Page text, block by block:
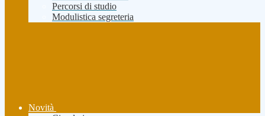
Percorsi di studio
Modulistica segreteria
Novità